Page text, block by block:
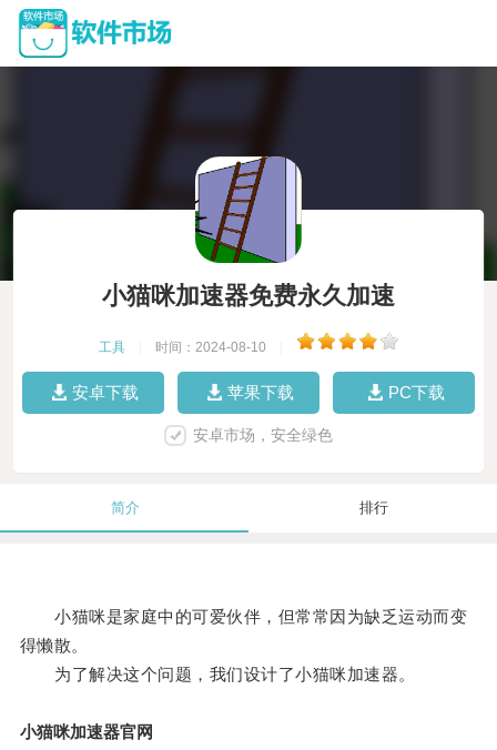
小猫咪加速器免费永久加速
工具 时间：2024-08-10
安卓下载 苹果下载 PC下载
安卓市场，安全绿色
简介 排行
小猫咪是家庭中的可爱伙伴，但常常因为缺乏运动而变
得懒散。
为了解决这个问题，我们设计了小猫咪加速器。
小猫咪加速器官网